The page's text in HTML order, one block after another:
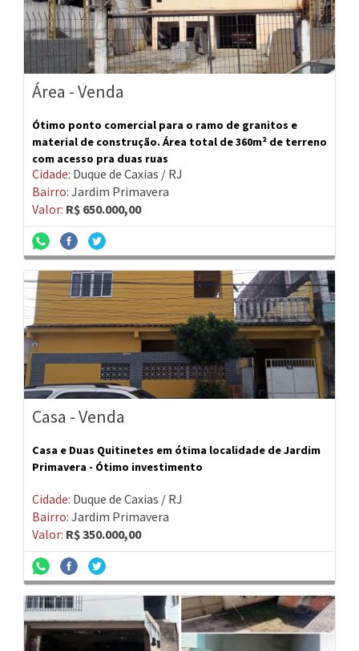
Área - Venda
Ótimo ponto comercial para o ramo de granitos e
material de construção. Área total de 360m² de terreno
com acesso pra duas ruas
Cidade: Duque de Caxias / RJ
Bairro: Jardim Primavera
Valor: R$ 650.000,00
Casa - Venda
Casa e Duas Quitinetes em ótima localidade de Jardim
Primavera - Ótimo investimento
Cidade: Duque de Caxias / RJ
Bairro: Jardim Primavera
Valor: R$ 350.000,00